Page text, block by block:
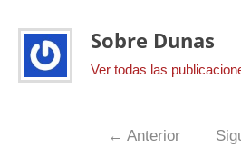
Sobre Dunas
Ver todas las
← Anterior